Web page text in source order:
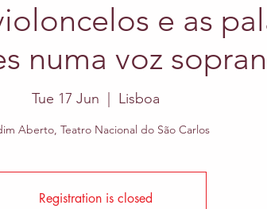
e as
numa voz
Tue 17 Jun Lisboa
Aberto, Teatro Nacional do São Carlos
Registration is closed